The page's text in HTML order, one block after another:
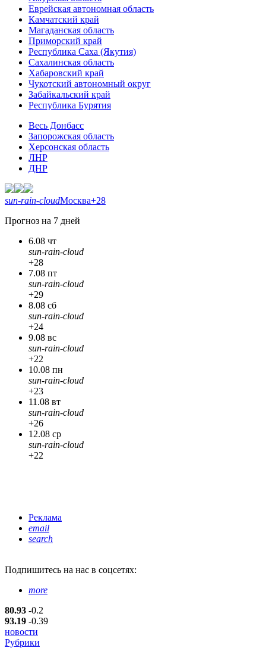
Еврейская автономная область
Камчатский край
Магаданская область
Приморский край
Республика Саха (Якутия)
Сахалинская область
Хабаровский край
Чукотский автономный округ
Забайкальский край
Республика Бурятия
Весь Донбасс
Запорожская область
Херсонская область
ЛНР
ДНР
sun-rain-cloudМосква+28
Прогноз на 7 дней
6.08 чт
sun-rain-cloud
+28
7.08 пт
sun-rain-cloud
+29
8.08 сб
sun-rain-cloud
+24
9.08 вс
sun-rain-cloud
+22
10.08 пн
sun-rain-cloud
+23
11.08 вт
sun-rain-cloud
+26
12.08 ср
sun-rain-cloud
+22
Реклама
email
search
Подпишитесь на нас в соцсетях:
more
80.93 -0.2
93.19 -0.39
новости
Рубрики